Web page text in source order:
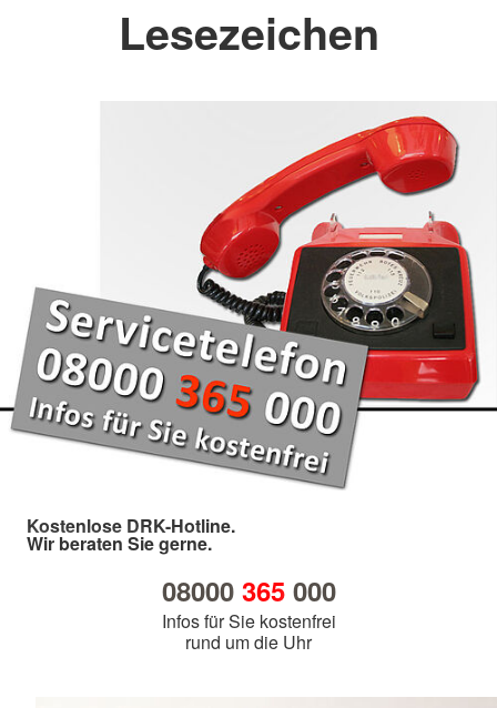
Lesezeichen
Kostenlose DRK-Hotline.
Wir beraten Sie gerne.
08000 365000
Infos für Sie kostenfrei
rund um die Uhr